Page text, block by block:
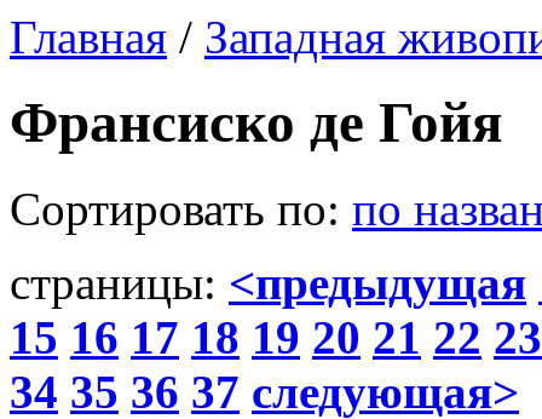
Главная / Западная
Франсиско де Гойя
Сортировать по: по
страницы: <предыдущая
15 16 17 18 19 20 21 22 23
34 35 36 37 следующая>